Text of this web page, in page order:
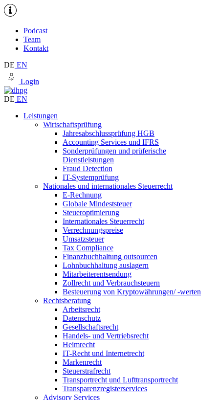
Podcast
Team
Kontakt
DE EN
Login
DE EN
Leistungen
Wirtschaftsprüfung
Jahresabschlussprüfung HGB
Accounting Services und IFRS
Sonderprüfungen und prüferische
Dienstleistungen
Fraud Detection
IT-Systemprüfung
Nationales und internationales Steuerrecht
E-Rechnung
Globale Mindeststeuer
Steueroptimierung
Internationales Steuerrecht
Verrechnungspreise
Umsatzsteuer
Tax Compliance
Finanzbuchhaltung outsourcen
Lohnbuchhaltung auslagern
Mitarbeiterentsendung
Zollrecht und Verbrauchsteuern
Besteuerung von Kryptowährungen/ -werten
Rechtsberatung
Arbeitsrecht
Datenschutz
Gesellschaftsrecht
Handels- und Vertriebsrecht
Heimrecht
IT-Recht und Internetrecht
Markenrecht
Steuerstrafrecht
Transportrecht und Lufttransportrecht
Transparenzregisterservices
Advisory Services